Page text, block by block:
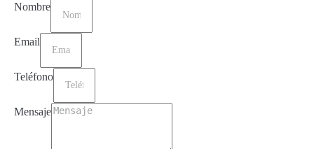
Nombre
Email
Teléfono
Mensaje